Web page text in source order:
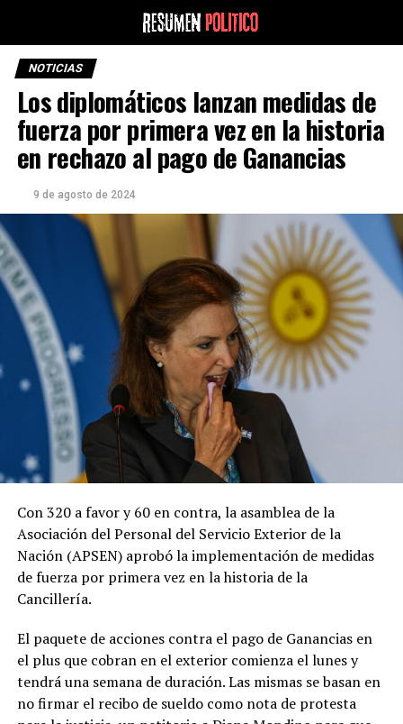
NOTICIAS
Los diplomáticos lanzan medidas de
fuerza por primera vez en la historia
en rechazo al pago de Ganancias
9 de agosto de 2024
Con 320 a favor y 60 en contra, la asamblea de la
Asociación del Personal del Servicio Exterior de la
Nación (APSEN) aprobó la implementación de medidas
de fuerza por primera vez en la historia de la
Cancillería.
El paquete de acciones contra el pago de Ganancias en
el plus que cobran en el exterior comienza el lunes y
tendrá una semana de duración. Las mismas se basan en
no firmar el recibo de sueldo como nota de protesta